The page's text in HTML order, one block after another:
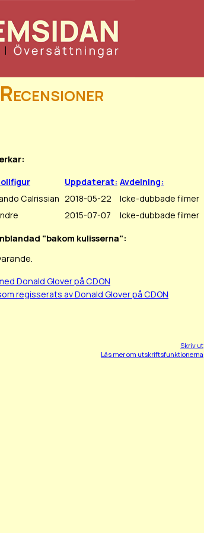
Recensioner
Uppdaterat: Avdelning:
Calrissian 2018-05-22
Icke-dubbade filmer
2015-07-07 Icke-dubbade filmer
"bakom kulisserna":
Donald Glover på CDON
regisserats av Donald Glover på CDON
Skriv ut
Läs mer om utskriftsfunktionerna